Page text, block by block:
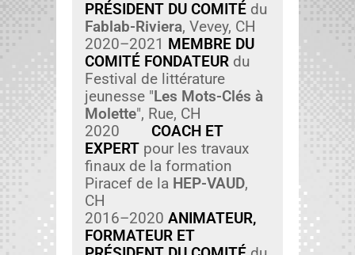
PRÉSIDENT DU COMITÉdu
Fablab-Riv­iera, Vevey, CH
2020–2021 MEMBRE DU
COMITÉ FONDATEURdu
Fes­ti­val de lit­téra­ture
jeunesse " Les Mots-Clés à
Molette", Rue, CH
2020 COACH ET
EXPERTpour les travaux
fin­aux de la for­ma­tion
Piracef de la HEP-VAUD,
CH
2016–2020 ANIMATEUR,
FORMATEUR ET